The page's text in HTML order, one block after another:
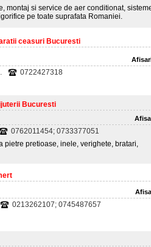
montaj si service de aer conditionat,
pe toate suprafata Romaniei.
ceasuri Bucuresti
0722427318
Bucuresti
0762011454; 0733377051
pietre pretioase, inele, verighete, bratari,
0213262107; 0745487657